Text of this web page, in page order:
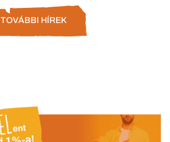
TOVÁBBI HÍREK